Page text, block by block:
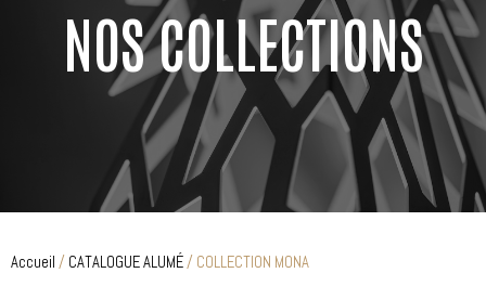
NOS COLLECTIONS
Accueil / CATALOGUE ALUMÉ / COLLECTION MONA